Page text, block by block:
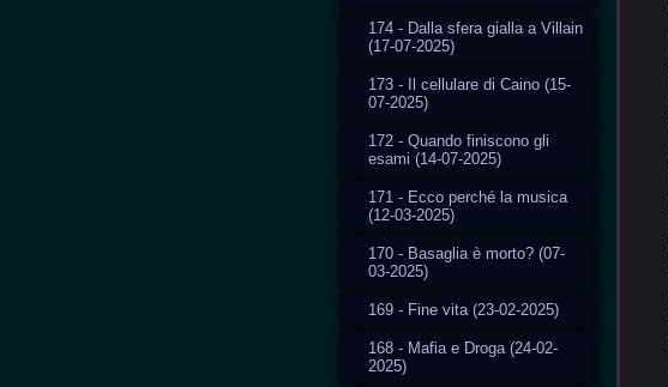
174 - Dalla sfera gialla a Villain
(17-07-2025)
173 - Il cellulare di Caino (15-
07-2025)
172 - Quando finiscono gli
esami (14-07-2025)
171 - Ecco perché la musica
(12-03-2025)
170 - Basaglia è morto? (07-
03-2025)
169 - Fine vita (23-02-2025)
168 - Mafia e Droga (24-02-
2025)